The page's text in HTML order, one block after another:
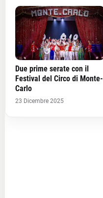
Due prime serate con il
Festival del Circo di Monte-
Carlo
23 Dicembre 2025